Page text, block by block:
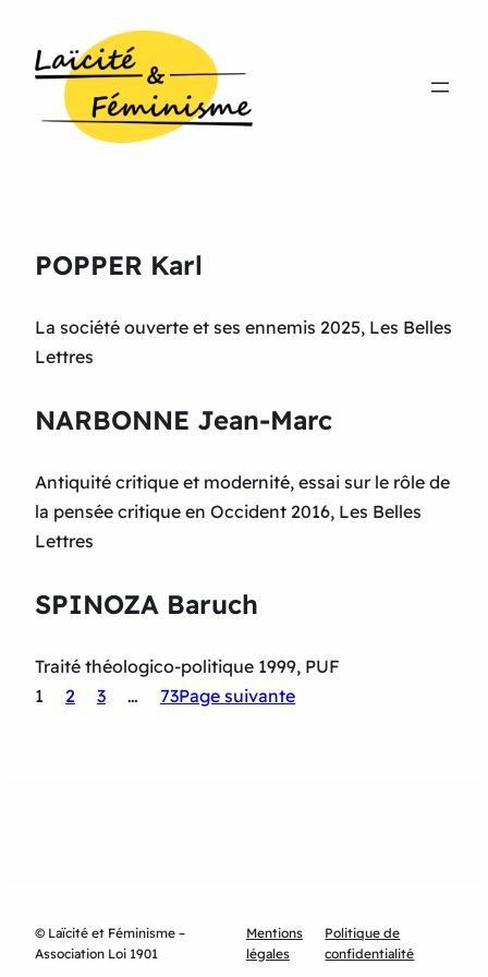
POPPER Karl
La société ouverte et ses ennemis 2025, Les Belles
Lettres
NARBONNE Jean-Marc
Antiquité critique et modernité, essai sur le rôle de
la pensée critique en Occident 2016, Les Belles
Lettres
SPINOZA Baruch
Traité théologico-politique 1999, PUF
1
2 3 … 73Page suivante
© Laïcité et Féminisme –
Association Loi 1901
Mentions
légales
Politique de
confidentialité